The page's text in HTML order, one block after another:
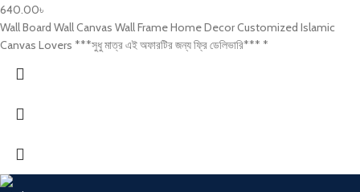
640.00৳
Wall Board Wall Canvas Wall Frame Home Decor Customized Islamic
Canvas Lovers ***সুধু মাত্র এই অফারটির জন্য ফ্রি ডেলিভারি*** *